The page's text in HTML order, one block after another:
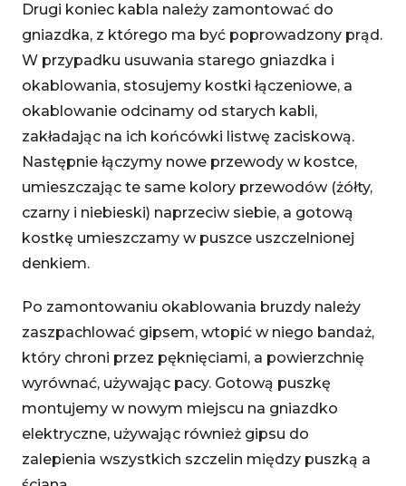
Drugi koniec kabla należy zamontować do
gniazdka, z którego ma być poprowadzony prąd.
W przypadku usuwania starego gniazdka i
okablowania, stosujemy kostki łączeniowe, a
okablowanie odcinamy od starych kabli,
zakładając na ich końcówki listwę zaciskową.
Następnie łączymy nowe przewody w kostce,
umieszczając te same kolory przewodów (żółty,
czarny i niebieski) naprzeciw siebie, a gotową
kostkę umieszczamy w puszce uszczelnionej
denkiem.
Po zamontowaniu okablowania bruzdy należy
zaszpachlować gipsem, wtopić w niego bandaż,
który chroni przez pęknięciami, a powierzchnię
wyrównać, używając pacy. Gotową puszkę
montujemy w nowym miejscu na gniazdko
elektryczne, używając również gipsu do
zalepienia wszystkich szczelin między puszką a